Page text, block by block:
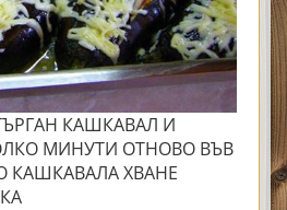
КАШКАВАЛ И
МИНУТИ ОТНОВО ВЪВ
КАШКАВАЛА ХВАНЕ